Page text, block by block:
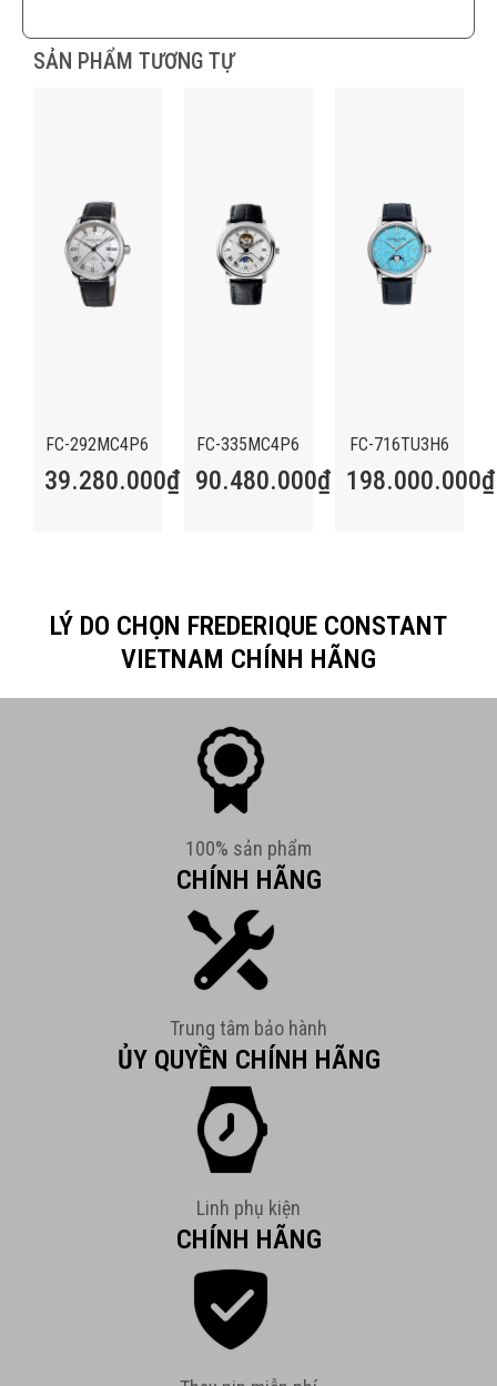
SẢN PHẨM TƯƠNG TỰ
FC-292MC4P6
39.280.000₫
FC-335MC4P6
90.480.000₫
FC-716TU3H6
198.000.000₫
LÝ DO CHỌN FREDERIQUE CONSTANT
VIETNAM CHÍNH HÃNG
100% sản phẩm
CHÍNH HÃNG
Trung tâm bảo hành
ỦY QUYỀN CHÍNH HÃNG
Linh phụ kiện
CHÍNH HÃNG